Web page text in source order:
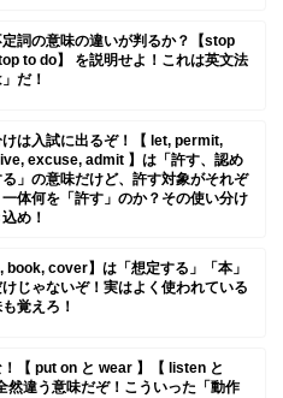
詞の意味の違いが判るか？【stop
to do】 を説明せよ！これは英文法
だ！
けは入試に出るぞ！【 let, permit,
excuse, admit 】は「許す、認め
」の意味だけど、許す対象がそれぞ
体何を「許す」のか？その使い分け
め！
book, cover】は「想定する」「本」
けじゃないぞ！実はよく使われている
覚えろ！
！【 put on と wear 】【 listen と
然違う意味だぞ！こういった「動作